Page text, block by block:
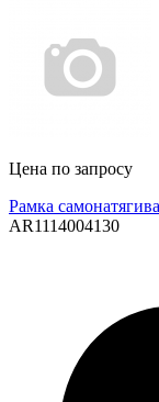
Цена по запросу
Рамка
AR1114004130